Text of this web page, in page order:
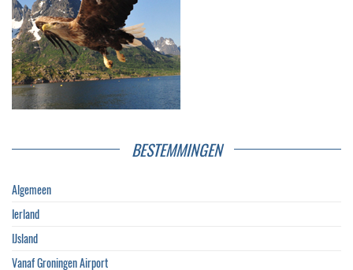
BESTEMMINGEN
Algemeen
Ierland
IJsland
Vanaf Groningen Airport